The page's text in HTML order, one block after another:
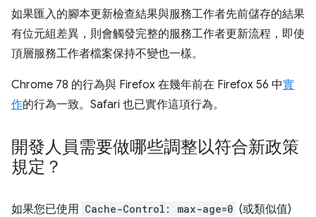
如果匯入的腳本更新檢查結果與服務工作者先前儲存的結果
有位元組差異，則會觸發完整的服務工作者更新流程，即使
頂層服務工作者檔案保持不變也一樣。
Chrome 78 的行為與 Firefox 在幾年前在 Firefox 56 中實
作的行為一致。Safari 也已實作這項行為。
開發人員需要做哪些調整以符合新政策
規定？
如果您已使用 Cache-Control: max-age=0 (或類似值)